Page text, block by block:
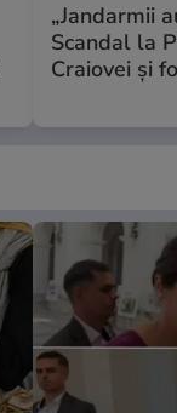
„Jandarmii
Scandal la
Craiovei și